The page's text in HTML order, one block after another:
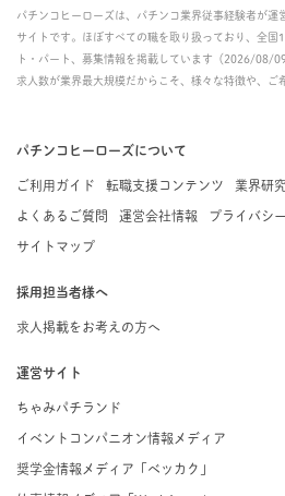
パチンコヒーローズは、パチンコ業界従事経験者が運
サイトです。ほぼすべての職を取り扱っており、全国
ト・パート、募集情報を掲載しています（2026/08/09
求人数が業界最大規模だからこそ、様々な特徴や、ご
掲載している求人は、すべて契約法人様から寄せら
た内容はすぐに直接事業所に届くためスムーズに転職
パチンコヒーローズについて
ご利用ガイド 転職支援コンテンツ 業界研
よくあるご質問 運営会社情報 プライバシ
サイトマップ
採用担当者様へ
求人掲載をお考えの方へ
運営サイト
ちゃみパチランド
イベントコンパニオン情報メディア
奨学金情報メディア「ベッカク」